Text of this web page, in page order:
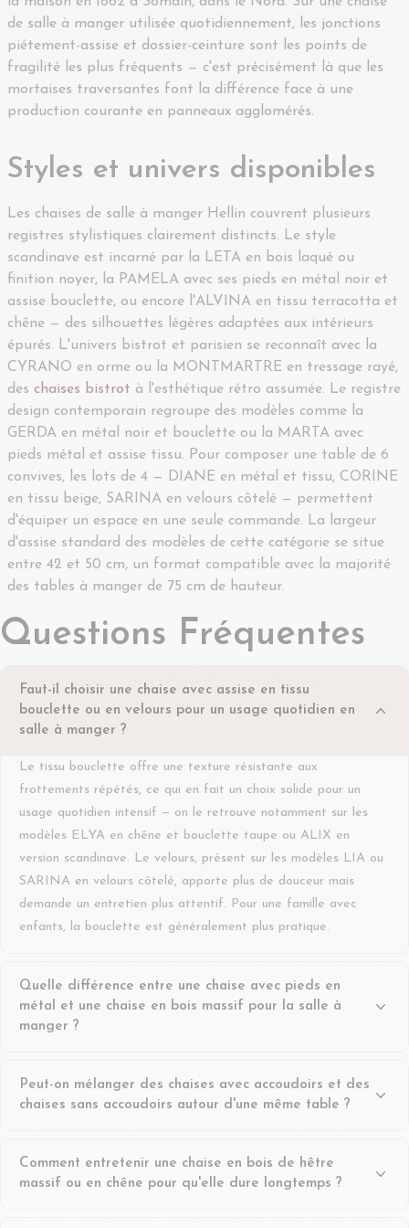
de salle à manger utilisée quotidiennement, les jonctions
piétement-assise et dossier-ceinture sont les points de
fragilité les plus fréquents — c'est précisément là que les
mortaises traversantes font la différence face à une
production courante en panneaux agglomérés.
Styles et univers disponibles
Les chaises de salle à manger Hellin couvrent plusieurs
registres stylistiques clairement distincts. Le style
scandinave est incarné par la LETA en bois laqué ou
finition noyer, la PAMELA avec ses pieds en métal noir et
assise bouclette, ou encore l'ALVINA en tissu terracotta et
chêne — des silhouettes légères adaptées aux intérieurs
épurés. L'univers bistrot et parisien se reconnaît avec la
CYRANO en orme ou la MONTMARTRE en tressage rayé,
des chaises bistrot à l'esthétique rétro assumée. Le registre
design contemporain regroupe des modèles comme la
GERDA en métal noir et bouclette ou la MARTA avec
pieds métal et assise tissu. Pour composer une table de 6
convives, les lots de 4 — DIANE en métal et tissu, CORINE
en tissu beige, SARINA en velours côtelé — permettent
d'équiper un espace en une seule commande. La largeur
d'assise standard des modèles de cette catégorie se situe
entre 42 et 50 cm, un format compatible avec la majorité
des tables à manger de 75 cm de hauteur.
Questions Fréquentes
Faut-il choisir une chaise avec assise en tissu
bouclette ou en velours pour un usage quotidien en
salle à manger ?
Le tissu bouclette offre une texture résistante aux
frottements répétés, ce qui en fait un choix solide pour un
usage quotidien intensif — on le retrouve notamment sur les
modèles ELYA en chêne et bouclette taupe ou ALIX en
version scandinave. Le velours, présent sur les modèles LIA ou
SARINA en velours côtelé, apporte plus de douceur mais
demande un entretien plus attentif. Pour une famille avec
enfants, la bouclette est généralement plus pratique.
Quelle différence entre une chaise avec pieds en
métal et une chaise en bois massif pour la salle à
manger ?
en métal noir et bouclette, offre légèreté visuelle et facilité
d'entretien, idéale pour un style industriel ou contemporain.
teck sur la JUNE — apporte chaleur, robustesse et durabilité
sur le long terme. Le bois massif vieillit bien et peut être
Peut-on mélanger des chaises avec accoudoirs et des
chaises sans accoudoirs autour d'une même table ?
coloris. Une approche courante consiste à placer des fauteuils
à accoudoirs en bout de table — comme le BETINA pivotant
Comment entretenir une chaise en bois de hêtre
massif ou en chêne pour qu'elle dure longtemps ?